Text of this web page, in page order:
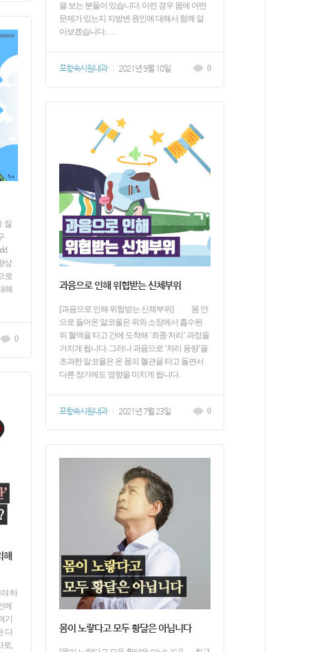
을 보는 분들이 있습니다. 이런 경우 몸에 어떤
문제가 있는지 지방변 원인에 대해서 함께 알
아보겠습니다. …
포항속시원내과 2021년 9월 10일 0
질
상
로
해
0
과음으로 인해 위협받는 신체부위
[과음으로 인해 위협받는 신체부위] 몸 안
으로 들어온 알코올은 위와 소장에서 흡수된
뒤 혈액을 타고 간에 도착해 ‘최종 처리’ 과정을
거치게 됩니다. 그러나 과음으로 ‘처리 용량’을
초과한 알코올은 온 몸의 혈관을 타고 돌면서
다른 장기에도 영향을 미치게 됩니다.
포항속시원내과 2021년 7월 23일 0
해
하
에
기
다
로,
몸이 노랗다고 모두 황달은 아닙니다